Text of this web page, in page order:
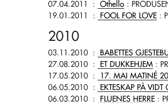
07.04.2011
: Othello :
19.01.2011
: FOOL FOR LOVE :
2010
03.11.2010 : BABETTES
27.08.2010 : ET DUKKEHJEM :
17.05.2010 : 17. MAI MATINÉ
06.05.2010 : EKTESKAP PÅ VIDT
06.03.2010 : FLUENES HERRE :